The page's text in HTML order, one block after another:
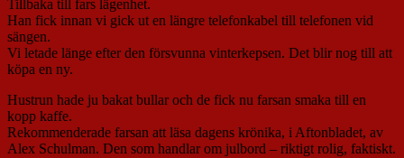
Tillbaka till fars lägenhet.
Han fick innan vi gick ut en längre telefonkabel till telefonen vid
sängen.
Vi letade länge efter den försvunna vinterkepsen. Det blir nog till att
köpa en ny.
Hustrun hade ju bakat bullar och de fick nu farsan smaka till en
kopp kaffe.
Rekommenderade farsan att läsa dagens krönika, i Aftonbladet, av
Alex Schulman. Den som handlar om julbord – riktigt rolig, faktiskt.